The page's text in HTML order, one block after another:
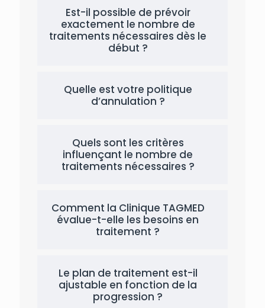
Est-il possible de prévoir
exactement le nombre de
traitements nécessaires dès le
début ?
Quelle est votre politique
d’annulation ?
Quels sont les critères
influençant le nombre de
traitements nécessaires ?
Comment la Clinique TAGMED
évalue-t-elle les besoins en
traitement ?
Le plan de traitement est-il
ajustable en fonction de la
progression ?